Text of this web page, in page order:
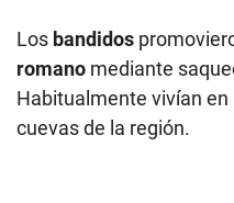
Los bandidos
romano mediante
Habitualmente vivían
cuevas de la región.